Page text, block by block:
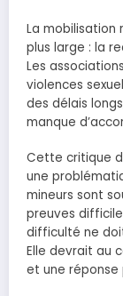
La mobilisation
plus large : la
Les
violences
des délais
manque
Cette critique
une
mineurs sont
preuves
difficulté ne
Elle devrait au
et une réponse